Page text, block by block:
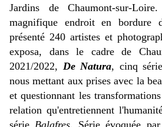
Jardins de Chaumont-sur-
magnifique endroit en
présenté 240 artistes et
exposa, dans le cadre de
2021/2022, De Natura, cinq
nous mettant aux prises avec la
et questionnant les
relation qu'entretiennent